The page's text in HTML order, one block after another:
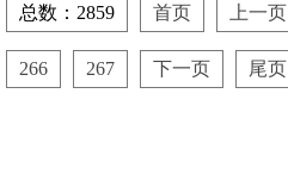
总数：2859 首页 上一页
266 267 下一页 尾页